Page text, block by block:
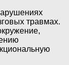
травмах.